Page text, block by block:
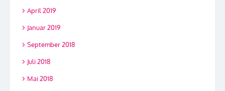
April 2019
Januar 2019
September 2018
Juli 2018
Mai 2018